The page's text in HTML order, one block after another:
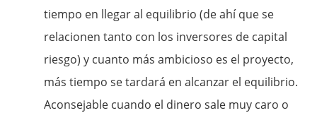
tiempo en llegar al equilibrio (de ahí que se
relacionen tanto con los inversores de capital
riesgo) y cuanto más ambicioso es el proyecto,
más tiempo se tardará en alcanzar el equilibrio.
Aconsejable cuando el dinero sale muy caro o